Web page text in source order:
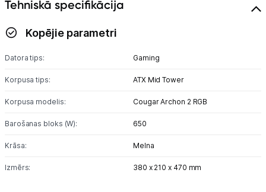
Tehniskā specifikācija
Kopējie parametri
Datora tips: Gaming
Korpusa tips: ATX Mid Tower
Korpusa modelis: Cougar Archon 2 RGB
Barošanas bloks (W): 650
Krāsa: Melna
Izmērs: 380 x 210 x 470 mm